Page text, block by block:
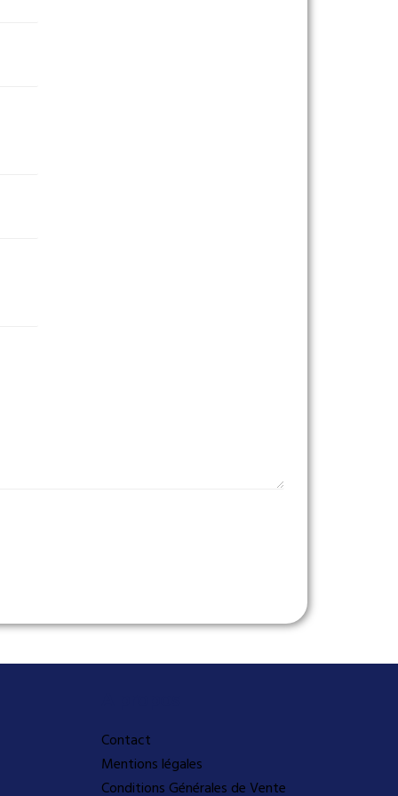
Contact
Mentions légales
Conditions Générales de Vente